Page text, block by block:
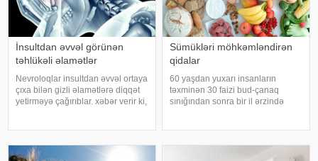
İnsultdan əvvəl görünən
təhlükəli əlamətlər
Nevroloqlar insultdan əvvəl ortaya
çıxa bilən gizli əlamətlərə diqqət
yetirməyə çağırıblar. xəbər verir ki,
verə bilər. Lakin b
Sümükləri möhkəmləndirən
qidalar
60 yaşdan yuxarı insanların
təxminən 30 faizi bud-çanaq
sınığından sonra bir il ərzində
riskini azaltmaq üçün kalsium, D